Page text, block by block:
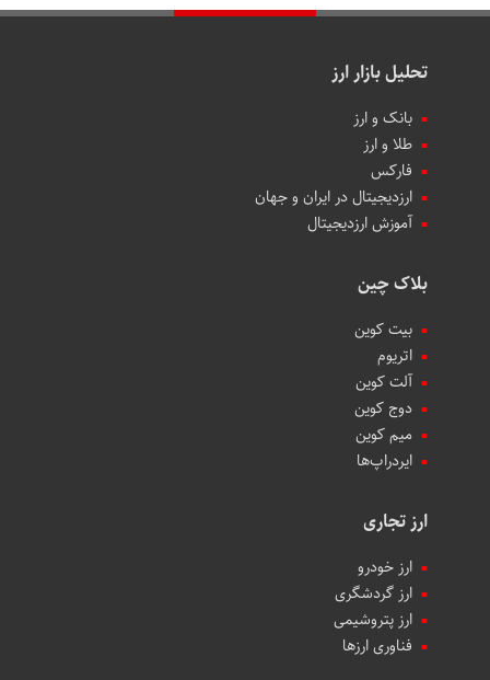
تحلیل بازار ارز
بانک و ارز
طلا و ارز
فارکس
ارزدیجیتال در ایران و جهان
آموزش ارزدیجیتال
بلاک چین
بیت کوین
اتریوم
آلت کوین
دوج کوین
میم کوین‌
ایردراپ‌ها
ارز تجاری
ارز خودرو
ارز گردشگری
ارز پتروشیمی
فناوری ارزها